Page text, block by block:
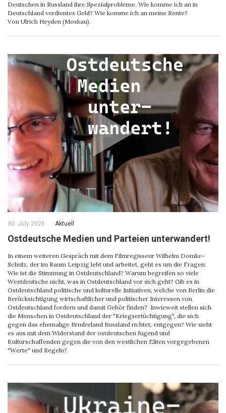
Deutschen in Russland ihre Spezialprobleme. Wie komme ich an in
Deutschland verdientes Geld? Wie komme ich an meine Rente?
Von Ulrich Heyden (Moskau).
30. July 2026 Aktuell
Ostdeutsche Medien und Parteien unterwandert!
In einem weiteren Gespräch mit dem Filmregisseur Wilhelm Domke-
Schulz, der im Raum Leipzig lebt und arbeitet, geht es um die Fragen:
Wie ist die Stimmung in Ostdeutschland? Warum begreifen so viele
Westdeutsche nicht, was in Ostdeutschland vor sich geht? Gib es in
Ostdeutschland politische und kulturelle Initiativen, welche von Berlin die
Berücksichtigung wirtschaftlicher und politischer Interessen von
Ostdeutschland fordern und damit Gehör finden? Inwieweit stellen sich
die Menschen in Ostdeutschland der "Kriegsertüchtigung", die sich
gegen das ehemalige Bruderland Russland richtet, entgegen? Wie sieht
es aus mit dem Widerstand der ostdeutschen Jugend und
Kulturschaffenden gegen die von den westlichen Eliten vorgegebenen
"Werte" und Regeln?